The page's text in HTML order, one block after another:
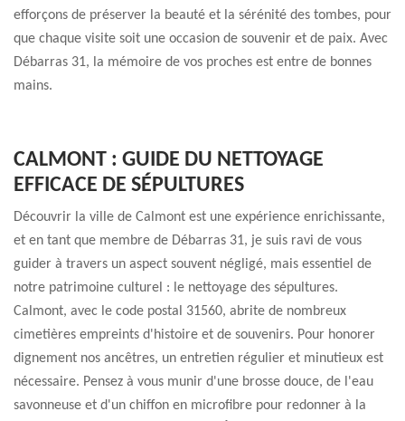
efforçons de préserver la beauté et la sérénité des tombes, pour
que chaque visite soit une occasion de souvenir et de paix. Avec
Débarras 31, la mémoire de vos proches est entre de bonnes
mains.
CALMONT : GUIDE DU NETTOYAGE
EFFICACE DE SÉPULTURES
Découvrir la ville de Calmont est une expérience enrichissante,
et en tant que membre de Débarras 31, je suis ravi de vous
guider à travers un aspect souvent négligé, mais essentiel de
notre patrimoine culturel : le nettoyage des sépultures.
Calmont, avec le code postal 31560, abrite de nombreux
cimetières empreints d'histoire et de souvenirs. Pour honorer
dignement nos ancêtres, un entretien régulier et minutieux est
nécessaire. Pensez à vous munir d'une brosse douce, de l'eau
savonneuse et d'un chiffon en microfibre pour redonner à la